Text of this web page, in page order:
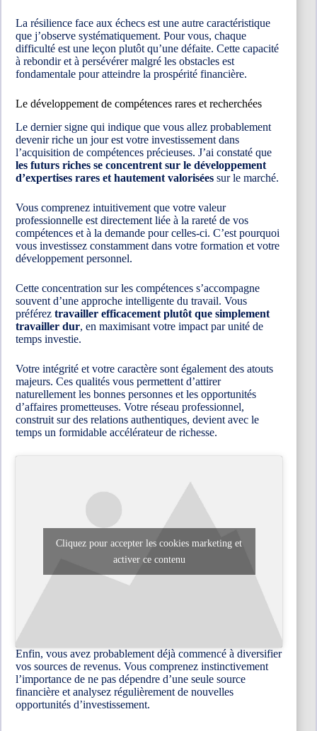
La résilience face aux échecs est une autre caractéristique
que j’observe systématiquement. Pour vous, chaque
difficulté est une leçon plutôt qu’une défaite. Cette capacité
à rebondir et à persévérer malgré les obstacles est
fondamentale pour atteindre la prospérité financière.
Le développement de compétences rares et recherchées
Le dernier signe qui indique que vous allez probablement
devenir riche un jour est votre investissement dans
l’acquisition de compétences précieuses. J’ai constaté que
les futurs riches se concentrent sur le développement
d’expertises rares et hautement valorisées sur le marché.
Vous comprenez intuitivement que votre valeur
professionnelle est directement liée à la rareté de vos
compétences et à la demande pour celles-ci. C’est pourquoi
vous investissez constamment dans votre formation et votre
développement personnel.
Cette concentration sur les compétences s’accompagne
souvent d’une approche intelligente du travail. Vous
préférez travailler efficacement plutôt que simplement
travailler dur, en maximisant votre impact par unité de
temps investie.
Votre intégrité et votre caractère sont également des atouts
majeurs. Ces qualités vous permettent d’attirer
naturellement les bonnes personnes et les opportunités
d’affaires prometteuses. Votre réseau professionnel,
construit sur des relations authentiques, devient avec le
temps un formidable accélérateur de richesse.
Cliquez pour accepter les cookies marketing et
activer ce contenu
Enfin, vous avez probablement déjà commencé à diversifier
vos sources de revenus. Vous comprenez instinctivement
l’importance de ne pas dépendre d’une seule source
financière et analysez régulièrement de nouvelles
opportunités d’investissement.